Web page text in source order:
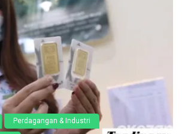
Perdagangan & Industri